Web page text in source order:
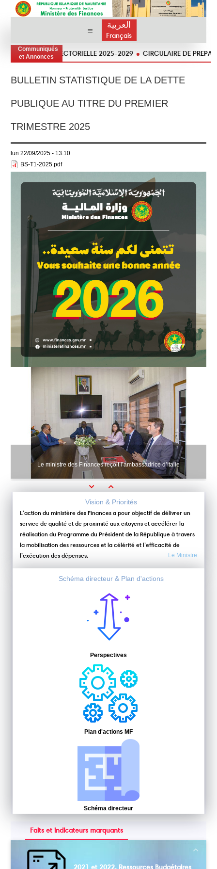
العربية
Français
Communiqués
et Annonces
STRATÉGIE SECTORIELLE 2025-2029 CIRCULAIRE DE
BULLETIN STATISTIQUE DE LA DETTE
PUBLIQUE AU TITRE DU PREMIER
TRIMESTRE 2025
lun 22/09/2025 - 13:10
BS-T1-2025.pdf
Le ministre des Finances reçoit l’ambassadrice d’Italie
Previous
Vision & Priorités
L’action du ministère des Finances a pour objectif de délivrer un
service de qualité et de proximité aux citoyens et accélérer la
réalisation du Programme du Président de la République à travers
la mobilisation des ressources et la célérité et l’efficacité de
l’exécution des dépenses.
Le Ministre
Schéma directeur & Plan d'actions
Perspectives
Plan d'actions MF
Schéma directeur
Faits et indicateurs marquants
2021 et 2022, Ressources Budgétaires